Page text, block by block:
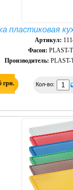
пластиковая
Артикул:
Фасон: PLAST-
Производитель:
грн. Кол-во: